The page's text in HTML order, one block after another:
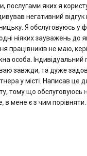
послугами яких я
негативний відгук
Я обслуговуюсь у
ніяких зауважень до
працівників не маю,
особа. Індивідуальний
завжди, та дуже
у місті. Написав це
тому що обслуговуюсь
в мене є з чим порівняти.